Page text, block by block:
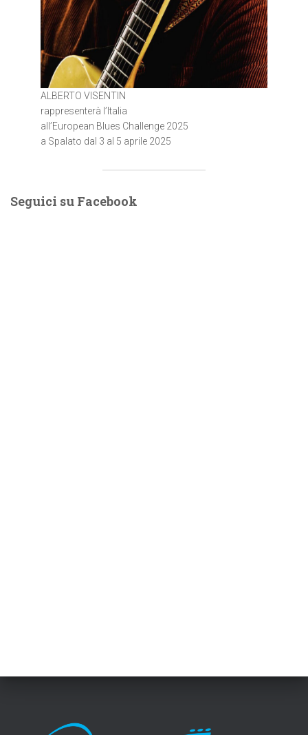
ALBERTO VISENTIN
rappresenterà l’Italia
all’European Blues Challenge 2025
a Spalato dal 3 al 5 aprile 2025
Seguici su Facebook